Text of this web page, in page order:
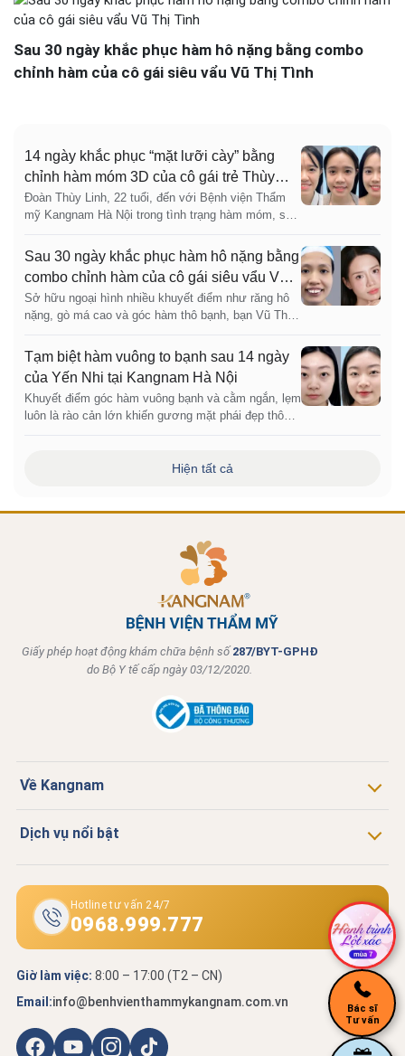
Sau 30 ngày khắc phục hàm hô nặng bằng combo
chỉnh hàm của cô gái siêu vẩu Vũ Thị Tình
14 ngày khắc phục “mặt lưỡi cày” bằng
chỉnh hàm móm 3D của cô gái trẻ Thùy
Linh
Đoàn Thùy Linh, 22 tuổi, đến với Bệnh viện Thẩm
mỹ Kangnam Hà Nội trong tình trạng hàm móm, sai
cả thẩm mỹ lẫn chức năng ăn nhai. Sau 14 ngày,
kết quả trả lại cho cô góc nghiêng thanh thoát, khớp
cắn chuẩn và gương mặt dần vào form tự nhiên.
Sau 30 ngày khắc phục hàm hô nặng bằng
combo chỉnh hàm của cô gái siêu vẩu Vũ
Thị Tình
Sở hữu ngoại hình nhiều khuyết điểm như răng hô
nặng, gò má cao và góc hàm thô bạnh, bạn Vũ Thị
miên suốt nhiều năm. Tuy nhiên, quyết định thực
hiện đại phẫu hàm mặt tại Bệnh viện Thẩm mỹ
Kangnam đã giúp Tình thay đổi hoàn toàn diện mạo
và cuộc đời.
Tạm biệt hàm vuông to bạnh sau 14 ngày
của Yến Nhi tại Kangnam Hà Nội
Khuyết điểm góc hàm vuông bạnh và cằm ngắn, lẹm
luôn là rào cản lớn khiến gương mặt phái đẹp thô
chọn chỉnh hàm. Chỉ sau 14 ngày thực hiện combo
Hiện tất cả
Giấy phép hoạt động khám chữa bệnh số 287/BYT-GPHĐ
do Bộ Y tế cấp ngày 03/12/2020.
Về Kangnam
Dịch vụ nổi bật
Hotline tư vấn 24/7
0968.999.777
Giờ làm việc: 8:00 – 17:00 (T2 – CN)
Email:info@benhvienthammykangnam.com.vn
Bác sĩ
Tư vấn